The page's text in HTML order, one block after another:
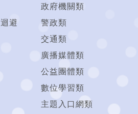
避
政府機關類
警政類
交通類
廣播媒體類
公益團體類
數位學習類
主題入口網類